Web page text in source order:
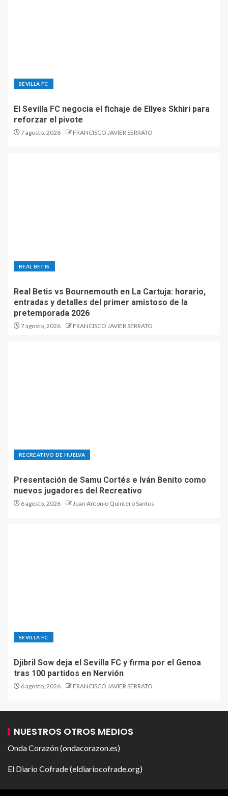
SEVILLA FC
El Sevilla FC negocia el fichaje de Ellyes Skhiri para
reforzar el pivote
7 agosto, 2026 FRANCISCO JAVIER SERRATO
REAL BETIS
Real Betis vs Bournemouth en La Cartuja: horario,
entradas y detalles del primer amistoso de la
pretemporada 2026
7 agosto, 2026 FRANCISCO JAVIER SERRATO
RECREATIVO DE HUELVA
Presentación de Samu Cortés e Iván Benito como
nuevos jugadores del Recreativo
6 agosto, 2026 Juan Antonio Quintero Santos
SEVILLA FC
Djibril Sow deja el Sevilla FC y firma por el Genoa
tras 100 partidos en Nervión
6 agosto, 2026 FRANCISCO JAVIER SERRATO
NUESTROS OTROS MEDIOS
Onda Corazón (ondacorazon.es)
El Diario Cofrade (eldiariocofrade.org)